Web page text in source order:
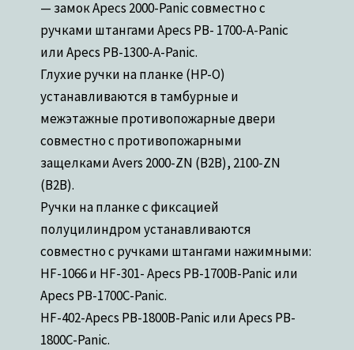
— замок Apecs 2000-Panic совместно с
ручками штангами Apecs PB- 1700-A-Panic
или Apecs PB-1300-A-Panic.
Глухие ручки на планке (HP-O)
устанавливаются в тамбурные и
межэтажные противопожарные двери
совместно с противопожарными
защелками Avers 2000-ZN (B2B), 2100-ZN
(B2B).
Ручки на планке с фиксацией
полуцилиндром устанавливаются
совместно с ручками штангами нажимными:
HF-1066 и HF-301- Apecs PB-1700B-Panic или
Apecs PB-1700C-Panic.
HF-402-Apecs PB-1800B-Panic или Apecs PB-
1800C-Panic.